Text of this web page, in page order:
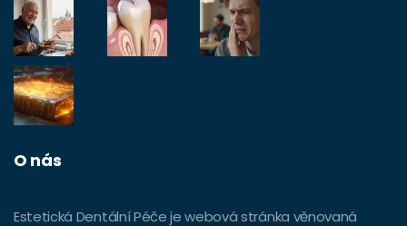
O nás
Estetická Dentální Péče je webová stránka věnovaná